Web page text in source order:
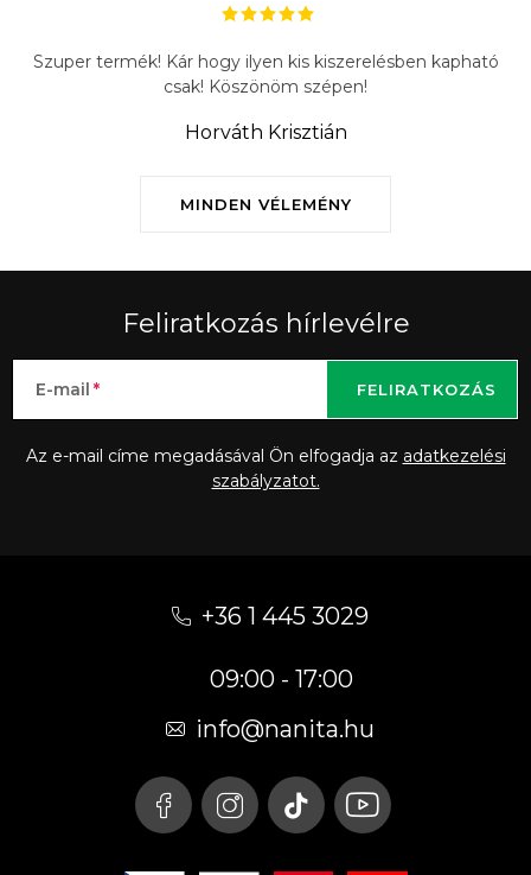
MINDEN VÉLEMÉNY
Szuper termék! Kár hogy ilyen kis kiszerelésben kapható
csak! Köszönöm szépen!
Horváth Krisztián
Feliratkozás hírlevélre
E-mail
Az e-mail címe megadásával Ön elfogadja az adatkezelési
szabályzatot.
FELIRATKOZÁS
+36 1 445 3029
09:00 - 17:00
info@nanita.hu